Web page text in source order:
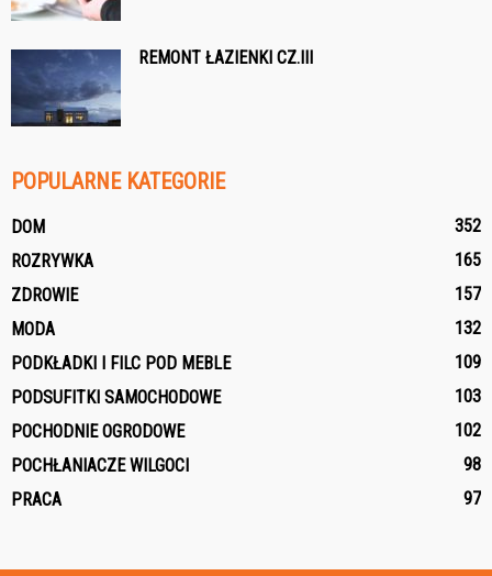
REMONT ŁAZIENKI CZ.III
POPULARNE KATEGORIE
DOM
352
ROZRYWKA
165
ZDROWIE
157
MODA
132
PODKŁADKI I FILC POD MEBLE
109
PODSUFITKI SAMOCHODOWE
103
POCHODNIE OGRODOWE
102
POCHŁANIACZE WILGOCI
98
PRACA
97